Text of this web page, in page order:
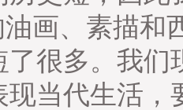
、素描和
了很多。我们
现当代生活，